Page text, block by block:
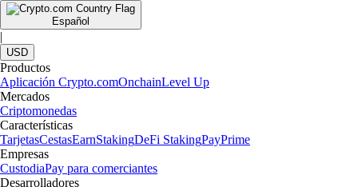
Español
|
USD
Productos
Aplicación Crypto.comOnchainLevel Up
Mercados
Criptomonedas
Características
TarjetasCestasEarnStakingDeFi StakingPayPrime
Empresas
CustodiaPay para comerciantes
Desarrolladores